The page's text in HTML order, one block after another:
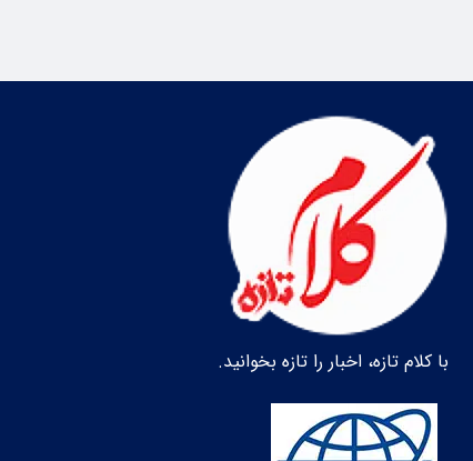
با کلام تازه، اخبار را تازه بخوانید.